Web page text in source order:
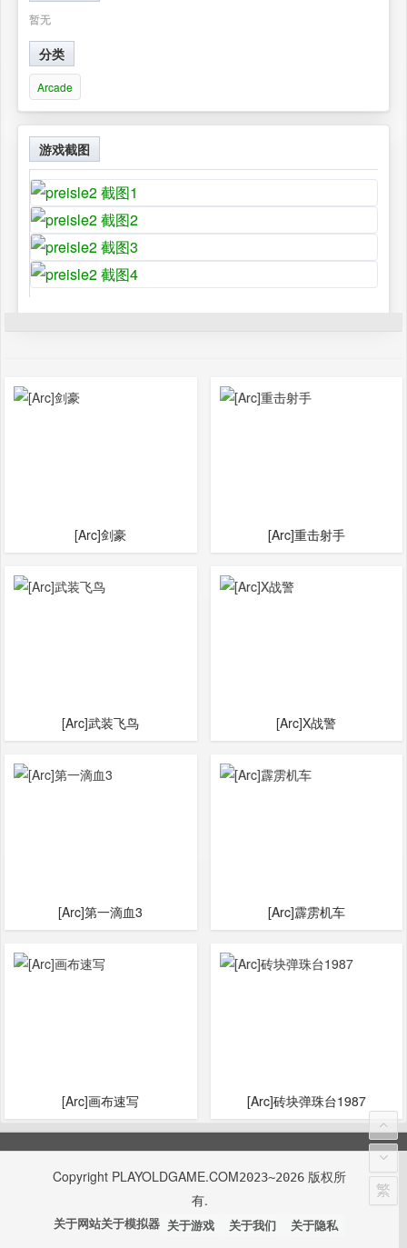
暂无
分类
Arcade
游戏截图
[Arc]剑豪 [Arc]重击射手
[Arc]武装飞鸟 [Arc]X战警
[Arc]第一滴血3 [Arc]霹雳机车
[Arc]画布速写 [Arc]砖块弹珠台1987
Copyright PLAYOLDGAME.COM2023~2026 版权所
有.
关于网站关于模拟器 关于游戏 关于我们 关于隐私
繁